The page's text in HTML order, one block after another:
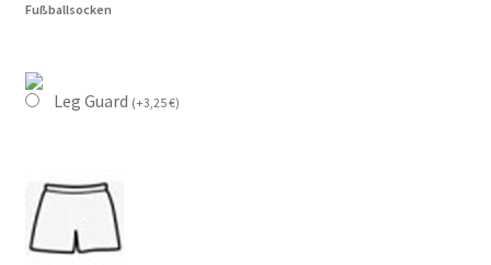
Fußballsocken
Leg Guard (+3,25€)